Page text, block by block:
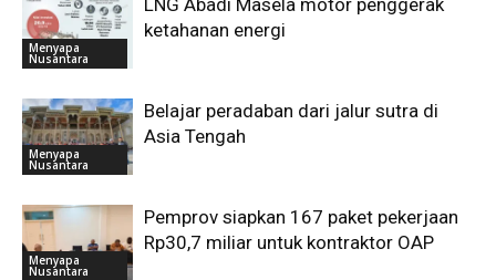
Menyapa
Nusantara
ketahanan energi
Menyapa
Nusantara
Belajar peradaban dari jalur sutra di
Asia Tengah
Menyapa
Nusantara
Pemprov siapkan 167 paket pekerjaan
Rp30,7 miliar untuk kontraktor OAP